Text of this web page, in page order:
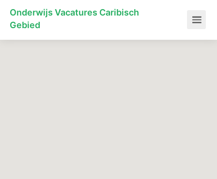
Onderwijs Vacatures Caribisch
Gebied